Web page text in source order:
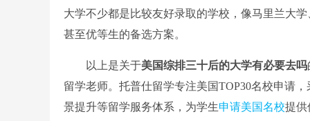
大学不少都是比较友好录取的学校，像马里兰大
甚至优等生的备选方案。
以上是关于美国综排三十后的大学有必要去吗
留学老师。托普仕留学专注美国TOP30名校申请
景提升等留学服务体系，为学生申请美国名校提供